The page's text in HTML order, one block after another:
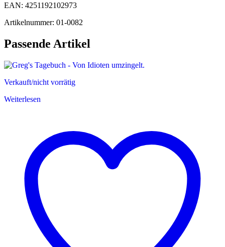
EAN: 4251192102973
Artikelnummer: 01-0082
Passende Artikel
Verkauft/nicht vorrätig
Weiterlesen